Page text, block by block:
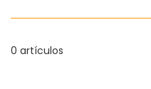
0 artículos